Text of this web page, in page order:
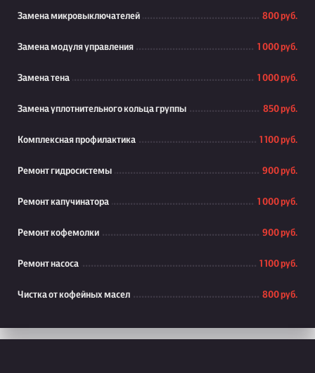
Замена микровыключателей 800 руб.
Замена модуля управления 1 000 руб.
Замена тена 1 000 руб.
Замена уплотнительного кольца группы 850 руб.
Комплексная профилактика 1 100 руб.
Ремонт гидросистемы 900 руб.
Ремонт капучинатора 1 000 руб.
Ремонт кофемолки 900 руб.
Ремонт насоса 1 100 руб.
Чистка от кофейных масел 800 руб.